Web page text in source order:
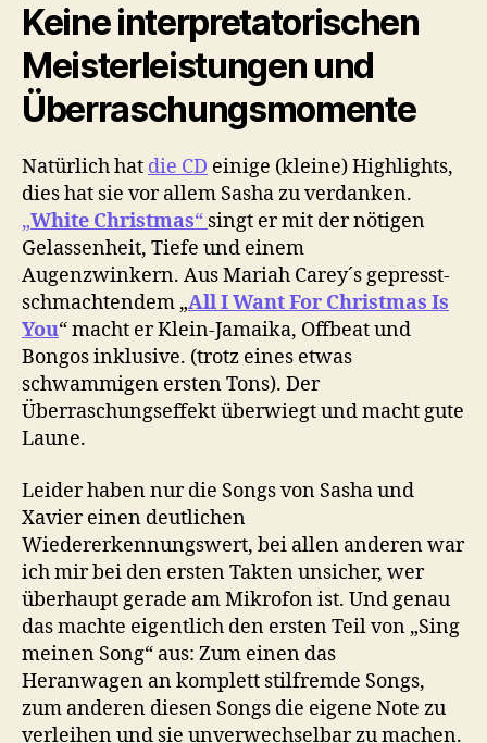
Keine interpretatorischen
Meisterleistungen und
Überraschungsmomente
Natürlich hat die CD einige (kleine) Highlights,
dies hat sie vor allem Sasha zu verdanken.
„White Christmas“ singt er mit der nötigen
Gelassenheit, Tiefe und einem
Augenzwinkern. Aus Mariah Carey´s gepresst-
schmachtendem „All I Want For Christmas Is
You“ macht er Klein-Jamaika, Offbeat und
Bongos inklusive. (trotz eines etwas
schwammigen ersten Tons). Der
Überraschungseffekt überwiegt und macht gute
Laune.
Leider haben nur die Songs von Sasha und
Xavier einen deutlichen
Wiedererkennungswert, bei allen anderen war
ich mir bei den ersten Takten unsicher, wer
überhaupt gerade am Mikrofon ist. Und genau
das machte eigentlich den ersten Teil von „Sing
meinen Song“ aus: Zum einen das
Heranwagen an komplett stilfremde Songs,
zum anderen diesen Songs die eigene Note zu
verleihen und sie unverwechselbar zu machen.